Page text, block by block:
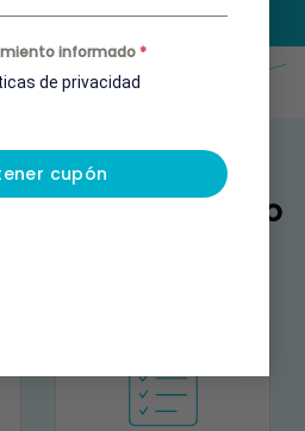
informado*
de privacidad
cupón
estar buscando